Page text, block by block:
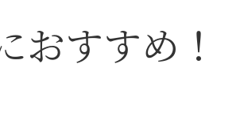
おすすめ！